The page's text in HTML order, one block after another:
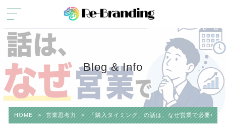
Blog & Info
HOME > 営業思考力 > 「購入タイミング」の話は、なぜ営業で必要なの